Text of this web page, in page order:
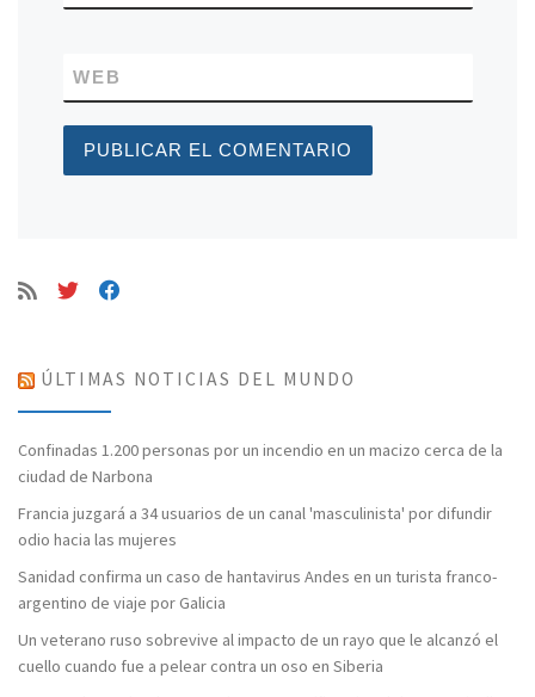
WEB
ÚLTIMAS NOTICIAS DEL MUNDO
Confinadas 1.200 personas por un incendio en un macizo cerca de la
ciudad de Narbona
Francia juzgará a 34 usuarios de un canal 'masculinista' por difundir
odio hacia las mujeres
Sanidad confirma un caso de hantavirus Andes en un turista franco-
argentino de viaje por Galicia
Un veterano ruso sobrevive al impacto de un rayo que le alcanzó el
cuello cuando fue a pelear contra un oso en Siberia